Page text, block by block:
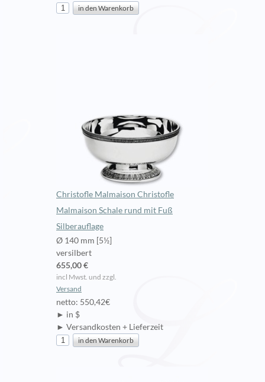
Christofle Malmaison Christofle
Malmaison Schale rund mit Fuß
Silberauflage
Ø 140 mm [5½]
versilbert
655,00 €
incl Mwst. und zzgl.
Versand
netto: 550,42€
► in $
► Versandkosten + Lieferzeit